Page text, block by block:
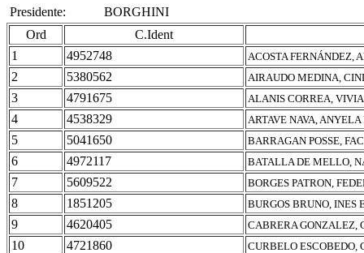
Presidente:
BORGHINI
Ord
C.Ident
1
4952748 ACOSTA FERNÁNDEZ,
2 5380562 AIRAUDO MEDINA,
3 4791675 ALANIS CORREA,
4 4538329 ARTAVE NAVA,
5 5041650 BARRAGAN POSSE,
6 4972117 BATALLA DE MELLO,
7 5609522 BORGES PATRON,
8 1851205 BURGOS BRUNO, INES
9 4620405 CABRERA GONZALEZ,
10 4721860 CURBELO ESCOBEDO,